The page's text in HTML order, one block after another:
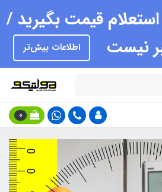
قیمت بگیرید /
نیست
اطلاعات بیش‌تر
0